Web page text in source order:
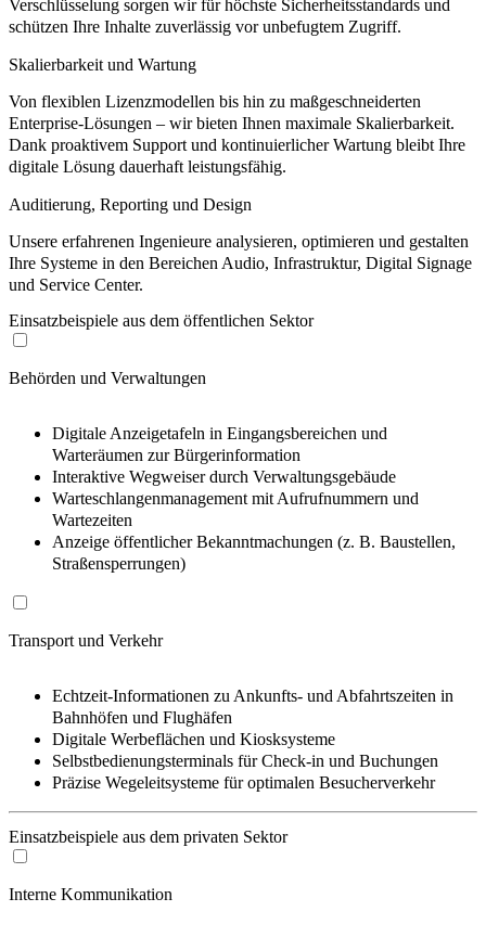
Verschlüsselung sorgen wir für höchste Sicherheitsstandards und
schützen Ihre Inhalte zuverlässig vor unbefugtem Zugriff.
Skalierbarkeit und Wartung
Von flexiblen Lizenzmodellen bis hin zu maßgeschneiderten
Enterprise-Lösungen – wir bieten Ihnen maximale Skalierbarkeit.
Dank proaktivem Support und kontinuierlicher Wartung bleibt Ihre
digitale Lösung dauerhaft leistungsfähig.
Auditierung, Reporting und Design
Unsere erfahrenen Ingenieure analysieren, optimieren und gestalten
Ihre Systeme in den Bereichen Audio, Infrastruktur, Digital Signage
und Service Center.
Einsatzbeispiele aus dem öffentlichen Sektor
Behörden und Verwaltungen
Digitale Anzeigetafeln in Eingangsbereichen und
Warteräumen zur Bürgerinformation
Interaktive Wegweiser durch Verwaltungsgebäude
Warteschlangenmanagement mit Aufrufnummern und
Wartezeiten
Anzeige öffentlicher Bekanntmachungen (z. B. Baustellen,
Straßensperrungen)
Transport und Verkehr
Echtzeit-Informationen zu Ankunfts- und Abfahrtszeiten in
Bahnhöfen und Flughäfen
Digitale Werbeflächen und Kiosksysteme
Selbstbedienungsterminals für Check-in und Buchungen
Präzise Wegeleitsysteme für optimalen Besucherverkehr
Einsatzbeispiele aus dem privaten Sektor
Interne Kommunikation